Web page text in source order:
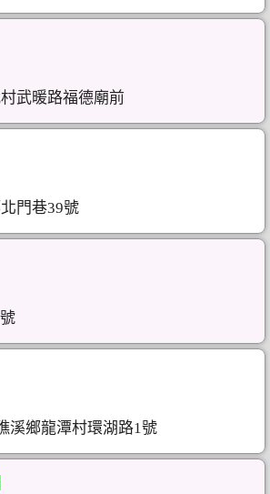
武暖路福德廟前
門巷39號
溪鄉龍潭村環湖路1號